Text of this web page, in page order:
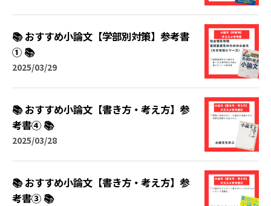
📚 おすすめ小論文【学部別対策】参考書
① 📚
2025/03/29
📚 おすすめ小論文【書き方・考え方】参
考書④ 📚
2025/03/28
📚 おすすめ小論文【書き方・考え方】参
考書③ 📚